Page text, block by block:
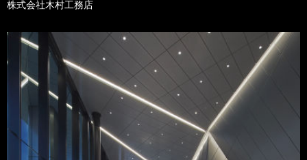
株式会社木村工務店